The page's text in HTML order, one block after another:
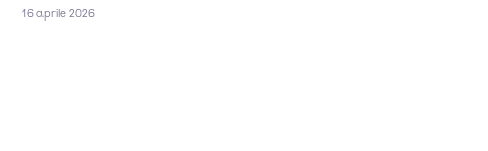
16 aprile 2026